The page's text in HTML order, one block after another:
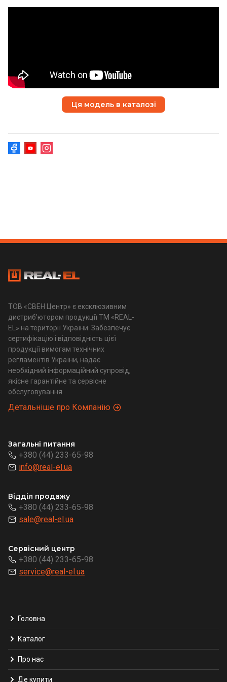
Ця модель в каталозі
ТОВ «СВЕН Центр» є ексклюзивним
дистриб'ютором продукції ТМ «REAL-
EL» на території України. Забезпечує
сертифікацію і відповідність цієї
продукції вимогам технічних
регламентів України, надає
необхідний інформаційний супровід,
якісне гарантійне та сервісне
обслуговування
Детальніше про Компанію
Загальні питання
+380 (44) 233-65-98
info@real-el.ua
Відділ продажу
+380 (44) 233-65-98
sale@real-el.ua
Сервісний центр
+380 (44) 233-65-98
service@real-el.ua
Головна
Каталог
Про нас
Де купити